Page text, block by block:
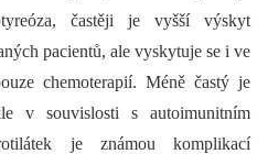
častěji je vyšší výskyt
pacientů, ale vyskytuje se i ve
chemoterapií. Méně častý je
v souvislosti s autoimunitním
je známou komplikací